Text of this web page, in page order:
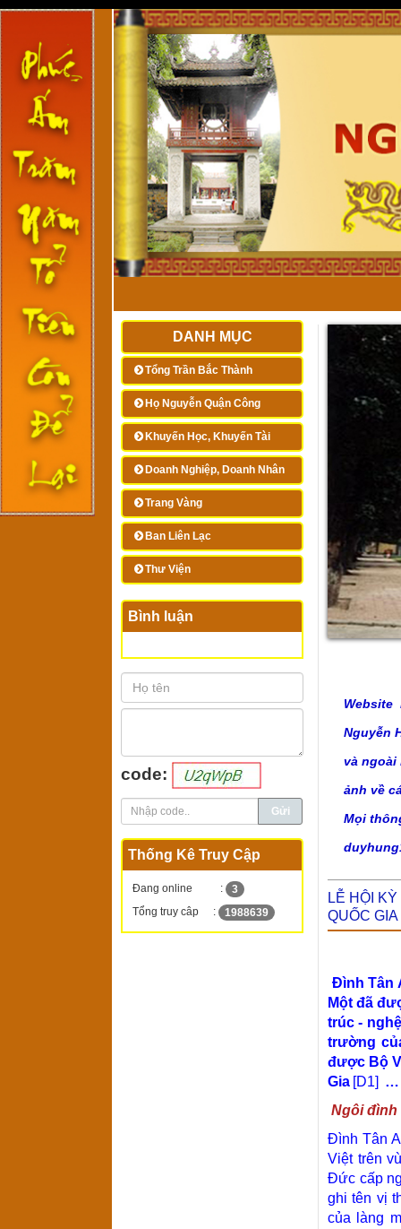
DANH MỤC
Tổng Trần Bắc Thành
Họ Nguyễn Quận Công
Khuyến Học, Khuyến Tài
Doanh Nghiệp, Doanh Nhân
Trang Vàng
Ban Liên Lạc
Thư Viện
Bình luận
code:
Thống Kê Truy Cập
Đang online :
3
Tổng truy câp
: 1988639
Website
Nguyễn
và ngoài
ảnh về
Mọi
LỄ HỘI
QUỐC GIA
Đình Tân
Một đã
trúc -
trường
được Bộ
Gia [D1] …
Ngôi đình
Đình Tân
Việt trên
Đức cấp
ghi tên vị
của làng